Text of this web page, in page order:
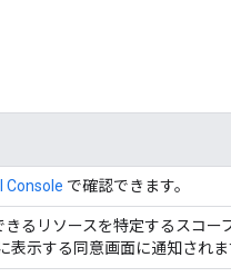
Console で確認できます。
るリソースを特定するスコー
示する同意画面に通知されま